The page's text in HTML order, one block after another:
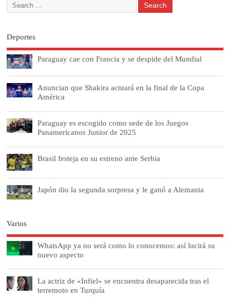
Deportes
Paraguay cae con Francia y se despide del Mundial
Anuncian que Shakira actuará en la final de la Copa
América
Paraguay es escogido como sede de los Juegos
Panamericanos Junior de 2025
Brasil festeja en su estreno ante Serbia
Japón dio la segunda sorpresa y le ganó a Alemania
Varios
WhatsApp ya no será como lo conocemos: así lucirá su
nuevo aspecto
La actriz de «Infiel» se encuentra desaparecida tras el
terremoto en Turquía